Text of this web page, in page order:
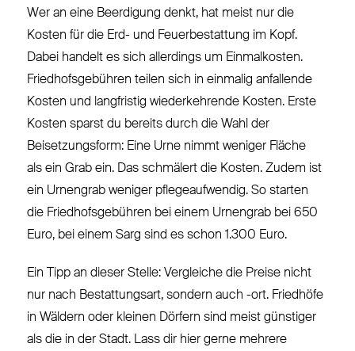
Wer an eine Beerdigung denkt, hat meist nur die
Kosten für die Erd- und Feuerbestattung im Kopf.
Dabei handelt es sich allerdings um Einmalkosten.
Friedhofsgebühren teilen sich in einmalig anfallende
Kosten und langfristig wiederkehrende Kosten. Erste
Kosten sparst du bereits durch die Wahl der
Beisetzungsform: Eine Urne nimmt weniger Fläche
als ein Grab ein. Das schmälert die Kosten. Zudem ist
ein Urnengrab weniger pflegeaufwendig. So starten
die Friedhofsgebühren bei einem Urnengrab bei 650
Euro, bei einem Sarg sind es schon 1.300 Euro.
Ein Tipp an dieser Stelle: Vergleiche die Preise nicht
nur nach Bestattungsart, sondern auch -ort. Friedhöfe
in Wäldern oder kleinen Dörfern sind meist günstiger
als die in der Stadt. Lass dir hier gerne mehrere